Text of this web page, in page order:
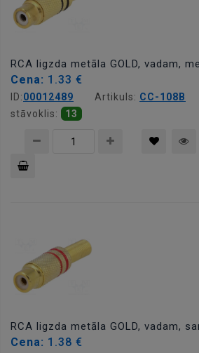
RCA ligzda metāla GOLD, vadam,
Cena: 1.33 €
ID:00012489 Artikuls: CC-108B
stāvoklis:
13
RCA ligzda metāla GOLD, vadam,
Cena: 1.38 €